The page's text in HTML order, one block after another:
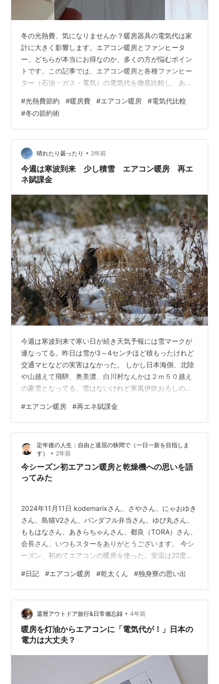
冬の光熱費、気になりませんか？暖房器具の電気代は家
計に大きく影響します。エアコン暖房とファンヒータ
ー、どちらが本当にお得なのか、多くの方が悩むポイン
トです。この記事では、エアコン暖房と各種ファンヒー
ター（石油・ガス・電気）の電気代を徹底比較し、あな
使用シーンに合わせた賢い節約術も紹介しますので、ぜ
ひ最後までご覧ください。
#光熱費節約 #暖房費 #エアコン暖房 #電気代比較
#冬の節約術
晴れたり曇ったり • 2年前
今週は寒波到来 少し積雪 エアコン暖房 再エ
ネ賦課金
今週は寒波到来で寒い日が続き天気予報には雪マークが
連なってる。昨日は雪が3～4センチほど積もったけれど
交通マヒなどの実害はなかった。 しかし日本海側、北陸
や山越えて飛騨、奥美濃、白川村なんかは２ｍ５０越え
の豪雪となってる。雪はないけれど寒風伊吹おろしの中
アコン主体に替えようと１１月に交換工事。１００Ｖか
ら２００Ｖのエアコンにして、役不足だったら灯油ファ
ンストーブを加えれば良いと様子見。 室外機、室内機と
もこれ迄のものよりかなり大型になり、寒くなってから
作動させると思ったより部屋の中を温めてくれている。
だから毎年使っていたテーブル式の電気こた…
#エアコン暖房 #再エネ賦課金
定年後の人生：自由と退屈の狭間で（一日一新を目指しま
す）
• 2年前
今シーズン初エアコン暖房と乾燥機への思いを語
ってみた
2024年11月11日 kodemarixさん、さやさん、にゃおゆき
さん、島猫V2さん、パンダフル弁当さん、ゆぴ丸さん、
ももはなさん、あきらちゃんさん、都良（TORA）さん、
会長さん、いつもスターをありがとうございます。 今シ
ーズン、初めてエアコンの暖房を使った。室温は22度く
かないのよー。着る物が多くなって、それぞれが厚くな
って、乾くのに時間がかかるようになるのに、今日のよ
うなどんより天気だと乾かなくてねー。 あー、乾太くん
が欲しいわ。上京して会社の独身寮にいたころ、唯一良
かったのが、ガス乾燥機の勘太くんを無料で使えた事だ
ったわ。2人部屋の最…
#日記 #エアコン暖房 #乾太くん #独身寮の思い出
還暦アウトドア旅行&日常備忘録 • 4年前
暖房を灯油からエアコンに「電気代が！」日本の
電力は大丈夫？